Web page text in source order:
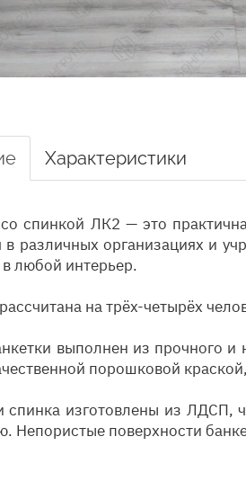
Характеристики
спинкой ЛК2 — это
различных организациях и
любой интерьер.
на трёх-четырёх
выполнен из прочного и
порошковой
спинка изготовлены из ЛДСП,
Непористые поверхности